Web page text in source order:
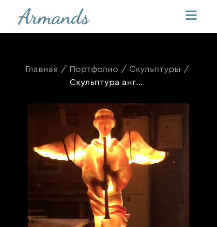
Главная / Портфолио / Скульптуры /
Скульптура ангела